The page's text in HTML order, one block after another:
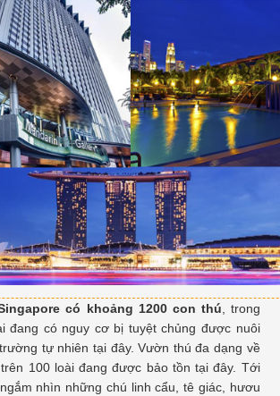
có khoảng 1200 con thú, trong
đang có nguy cơ bị tuyệt chủng được nuôi
tự nhiên tại đây. Vườn thú đa dạng về
100 loài đang được bảo tồn tại đây. Tới
nhìn những chú linh cẩu, tê giác, hươu